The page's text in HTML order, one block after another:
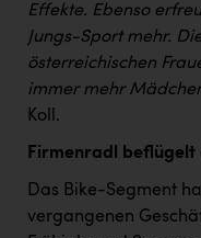
Effekte. Ebenso
Jungs-Sport mehr.
österreichischen
immer mehr
Koll.
Firmenradl
Das Bike-Segment
vergangenen